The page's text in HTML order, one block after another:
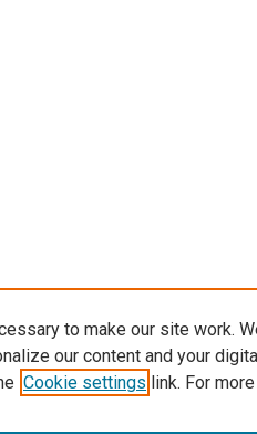
to make our site work.
our content and your
Cookie settings link. For